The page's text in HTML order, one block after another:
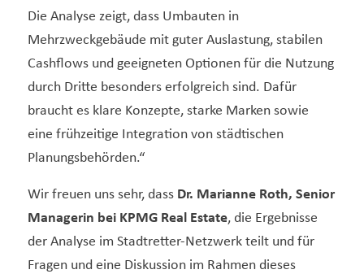
Die Analyse zeigt, dass Umbauten in
Mehrzweckgebäude mit guter Auslastung, stabilen
Cashflows und geeigneten Optionen für die Nutzung
durch Dritte besonders erfolgreich sind. Dafür
braucht es klare Konzepte, starke Marken sowie
eine frühzeitige Integration von städtischen
Planungsbehörden.“
Wir freuen uns sehr, dass Dr. Marianne Roth, Senior
Managerin bei KPMG Real Estate, die Ergebnisse
der Analyse im Stadtretter-Netzwerk teilt und für
Fragen und eine Diskussion im Rahmen dieses